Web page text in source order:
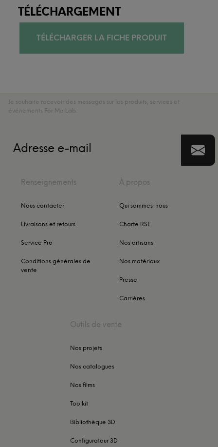
TÉLÉCHARGEMENT
TÉLÉCHARGER LA FICHE PRODUIT
Je souhaite recevoir des messages sur les produits, services et
événements For Me Lab.
Renseignements
Nous contacter
Livraisons et retours
Service Pro
Conditions générales de
vente
À propos
Qui sommes-nous
Charte RSE
Nos artisans
Nos matériaux
Presse
Carrières
Outils de vente
Nos projets
Nos catalogues
Nos films
Toolkit
Bibliothèque 3D
Configurateur 3D